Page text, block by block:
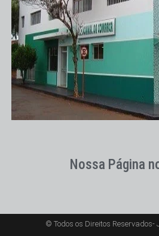
Nossa Página
© Todos os Direitos